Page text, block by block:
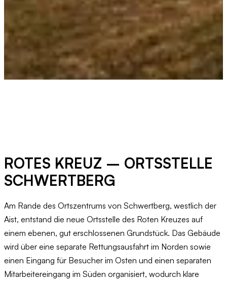
ROTES KREUZ – ORTSSTELLE
SCHWERTBERG
Am Rande des Ortszentrums von Schwertberg, westlich der
Aist, entstand die neue Ortsstelle des Roten Kreuzes auf
einem ebenen, gut erschlossenen Grundstück. Das Gebäude
wird über eine separate Rettungsausfahrt im Norden sowie
einen Eingang für Besucher im Osten und einen separaten
Mitarbeitereingang im Süden organisiert, wodurch klare